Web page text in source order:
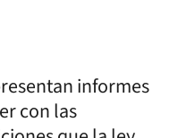
informes
con las